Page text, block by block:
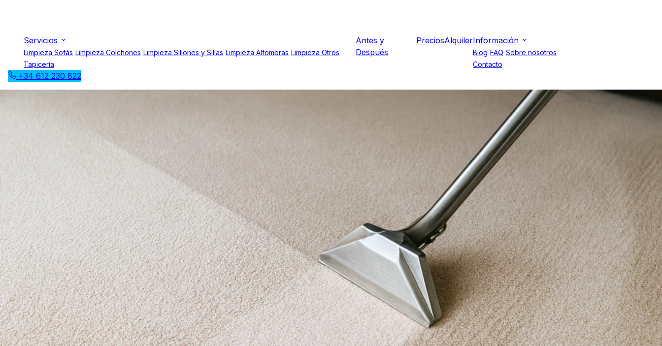
Servicios
Limpieza Sofás Limpieza Colchones Limpieza Sillones y Sillas Limpieza Alfombras Limpieza Otros
Tapicería
Antes y
Después
PreciosAlquilerInformación
Blog FAQ Sobre nosotros
Contacto
+34 612 230 822
Alfombras como nuevas sin sacarlas de tu hogar
Santa Coloma de Gramenet · Sant Adrià de Besòs · Montgat · Tiana
Suciedad incrustada, manchas y ácaros eliminados hasta la última fibra.
Colores revividos y frescura garantizada.
97%
Valoración 5 estrellas. El 97% de clientes satisfechos.
de clientes satisfechos